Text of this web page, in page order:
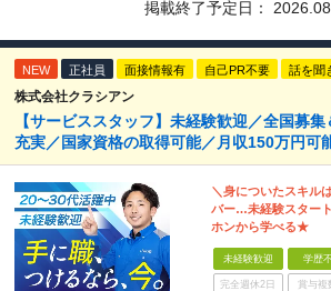
掲載終了予定日：
NEW 正社員 面接情報有 自己PR不要 話を聞
株式会社クラシアン
【サービススタッフ】未経験歓迎／全国募
充実／国家資格の取得可能／月収150万円可
＼身についたスキル
バー…未経験スター
ホンから学べる★
未経験歓迎 学歴
完全週休2日 賞与複